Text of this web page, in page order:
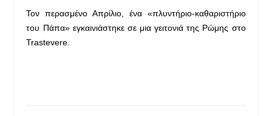
Τον περασμένο Απρίλιο, ένα «πλυντήριο-καθαριστήριο
του Πάπα» εγκαινιάστηκε σε μια γειτονιά της Ρώμης στο
Trastevere.